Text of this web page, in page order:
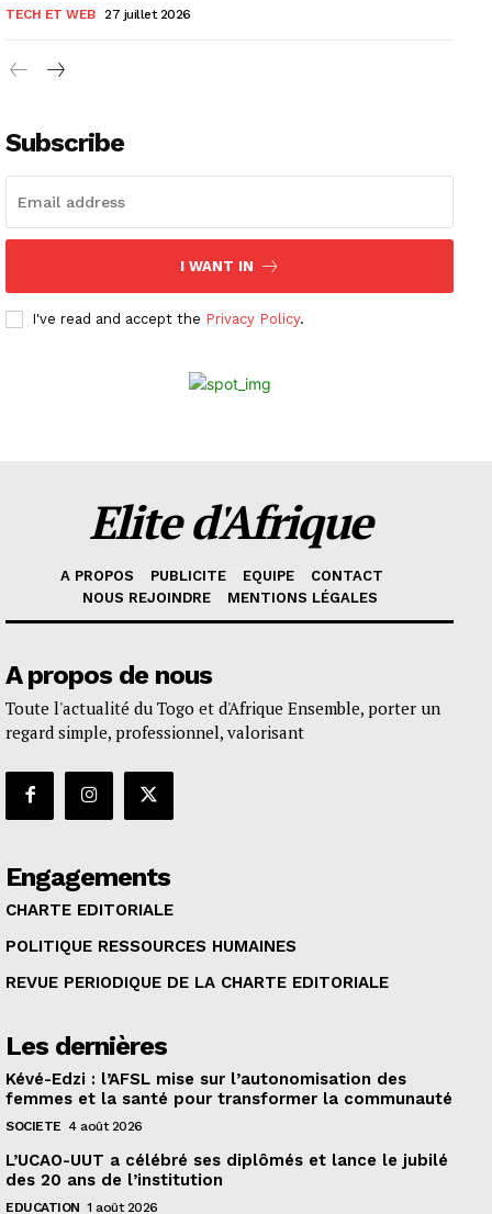
TECH ET WEB 27 juillet 2026
Subscribe
I WANT IN
I've read and accept the Privacy Policy.
Elite d'Afrique
A PROPOS PUBLICITE EQUIPE
CONTACT
NOUS REJOINDRE
MENTIONS LÉGALES
A propos de nous
Toute l'actualité du Togo et d'Afrique Ensemble, porter un
regard simple, professionnel, valorisant
Engagements
CHARTE EDITORIALE
POLITIQUE RESSOURCES HUMAINES
REVUE PERIODIQUE DE LA CHARTE EDITORIALE
Les dernières
Kévé-Edzi : l’AFSL mise sur l’autonomisation des
femmes et la santé pour transformer la communauté
SOCIETE 4 août 2026
L’UCAO-UUT a célébré ses diplômés et lance le jubilé
des 20 ans de l’institution
EDUCATION 1 août 2026